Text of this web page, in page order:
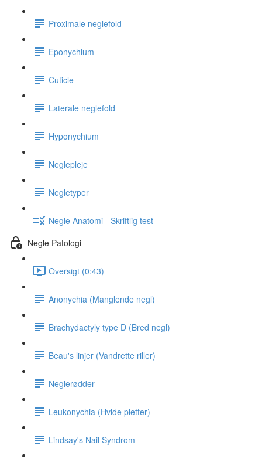
Proximale neglefold
Eponychium
Cuticle
Laterale neglefold
Hyponychium
Neglepleje
Negletyper
Negle Anatomi - Skriftlig test
Negle Patologi
Oversigt (0:43)
Anonychia (Manglende negl)
Brachydactyly type D (Bred negl)
Beau's linjer (Vandrette riller)
Neglerødder
Leukonychia (Hvide pletter)
Lindsay's Nail Syndrom